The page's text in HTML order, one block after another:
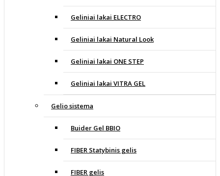
Geliniai lakai ELECTRO
Geliniai lakai Natural Look
Geliniai lakai ONE STEP
Geliniai lakai VITRA GEL
Gelio sistema
Buider Gel BBIO
FIBER Statybinis gelis
FIBER gelis